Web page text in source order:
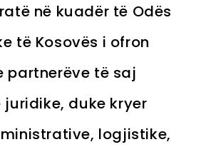
në kuadër të Odës
të Kosovës i ofron
partnerëve të saj
juridike, duke kryer
logjistike,